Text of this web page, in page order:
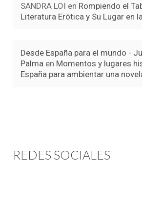
SANDRA LOI en Rompiendo el
Literatura Erótica y Su Lugar en
Desde España para el mundo -
Palma en Momentos y lugares
España para ambientar una
REDES SOCIALES